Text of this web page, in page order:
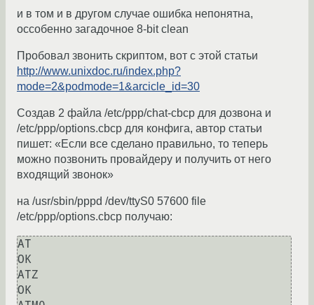
и в том и в другом случае ошибка непонятна,
оссобенно загадочное 8-bit clean
Пробовал звонить скриптом, вот с этой статьи
http://www.unixdoc.ru/index.php?
mode=2&podmode=1&arcicle_id=30
Создав 2 файла /etc/ppp/chat-cbcp для дозвона и
/etc/ppp/options.cbcp для конфига, автор статьи
пишет: «Если все сделано правильно, то теперь
можно позвонить провайдеру и получить от него
входящий звонок»
на /usr/sbin/pppd /dev/ttyS0 57600 file
/etc/ppp/options.cbcp получаю:
AT
OK
ATZ
OK